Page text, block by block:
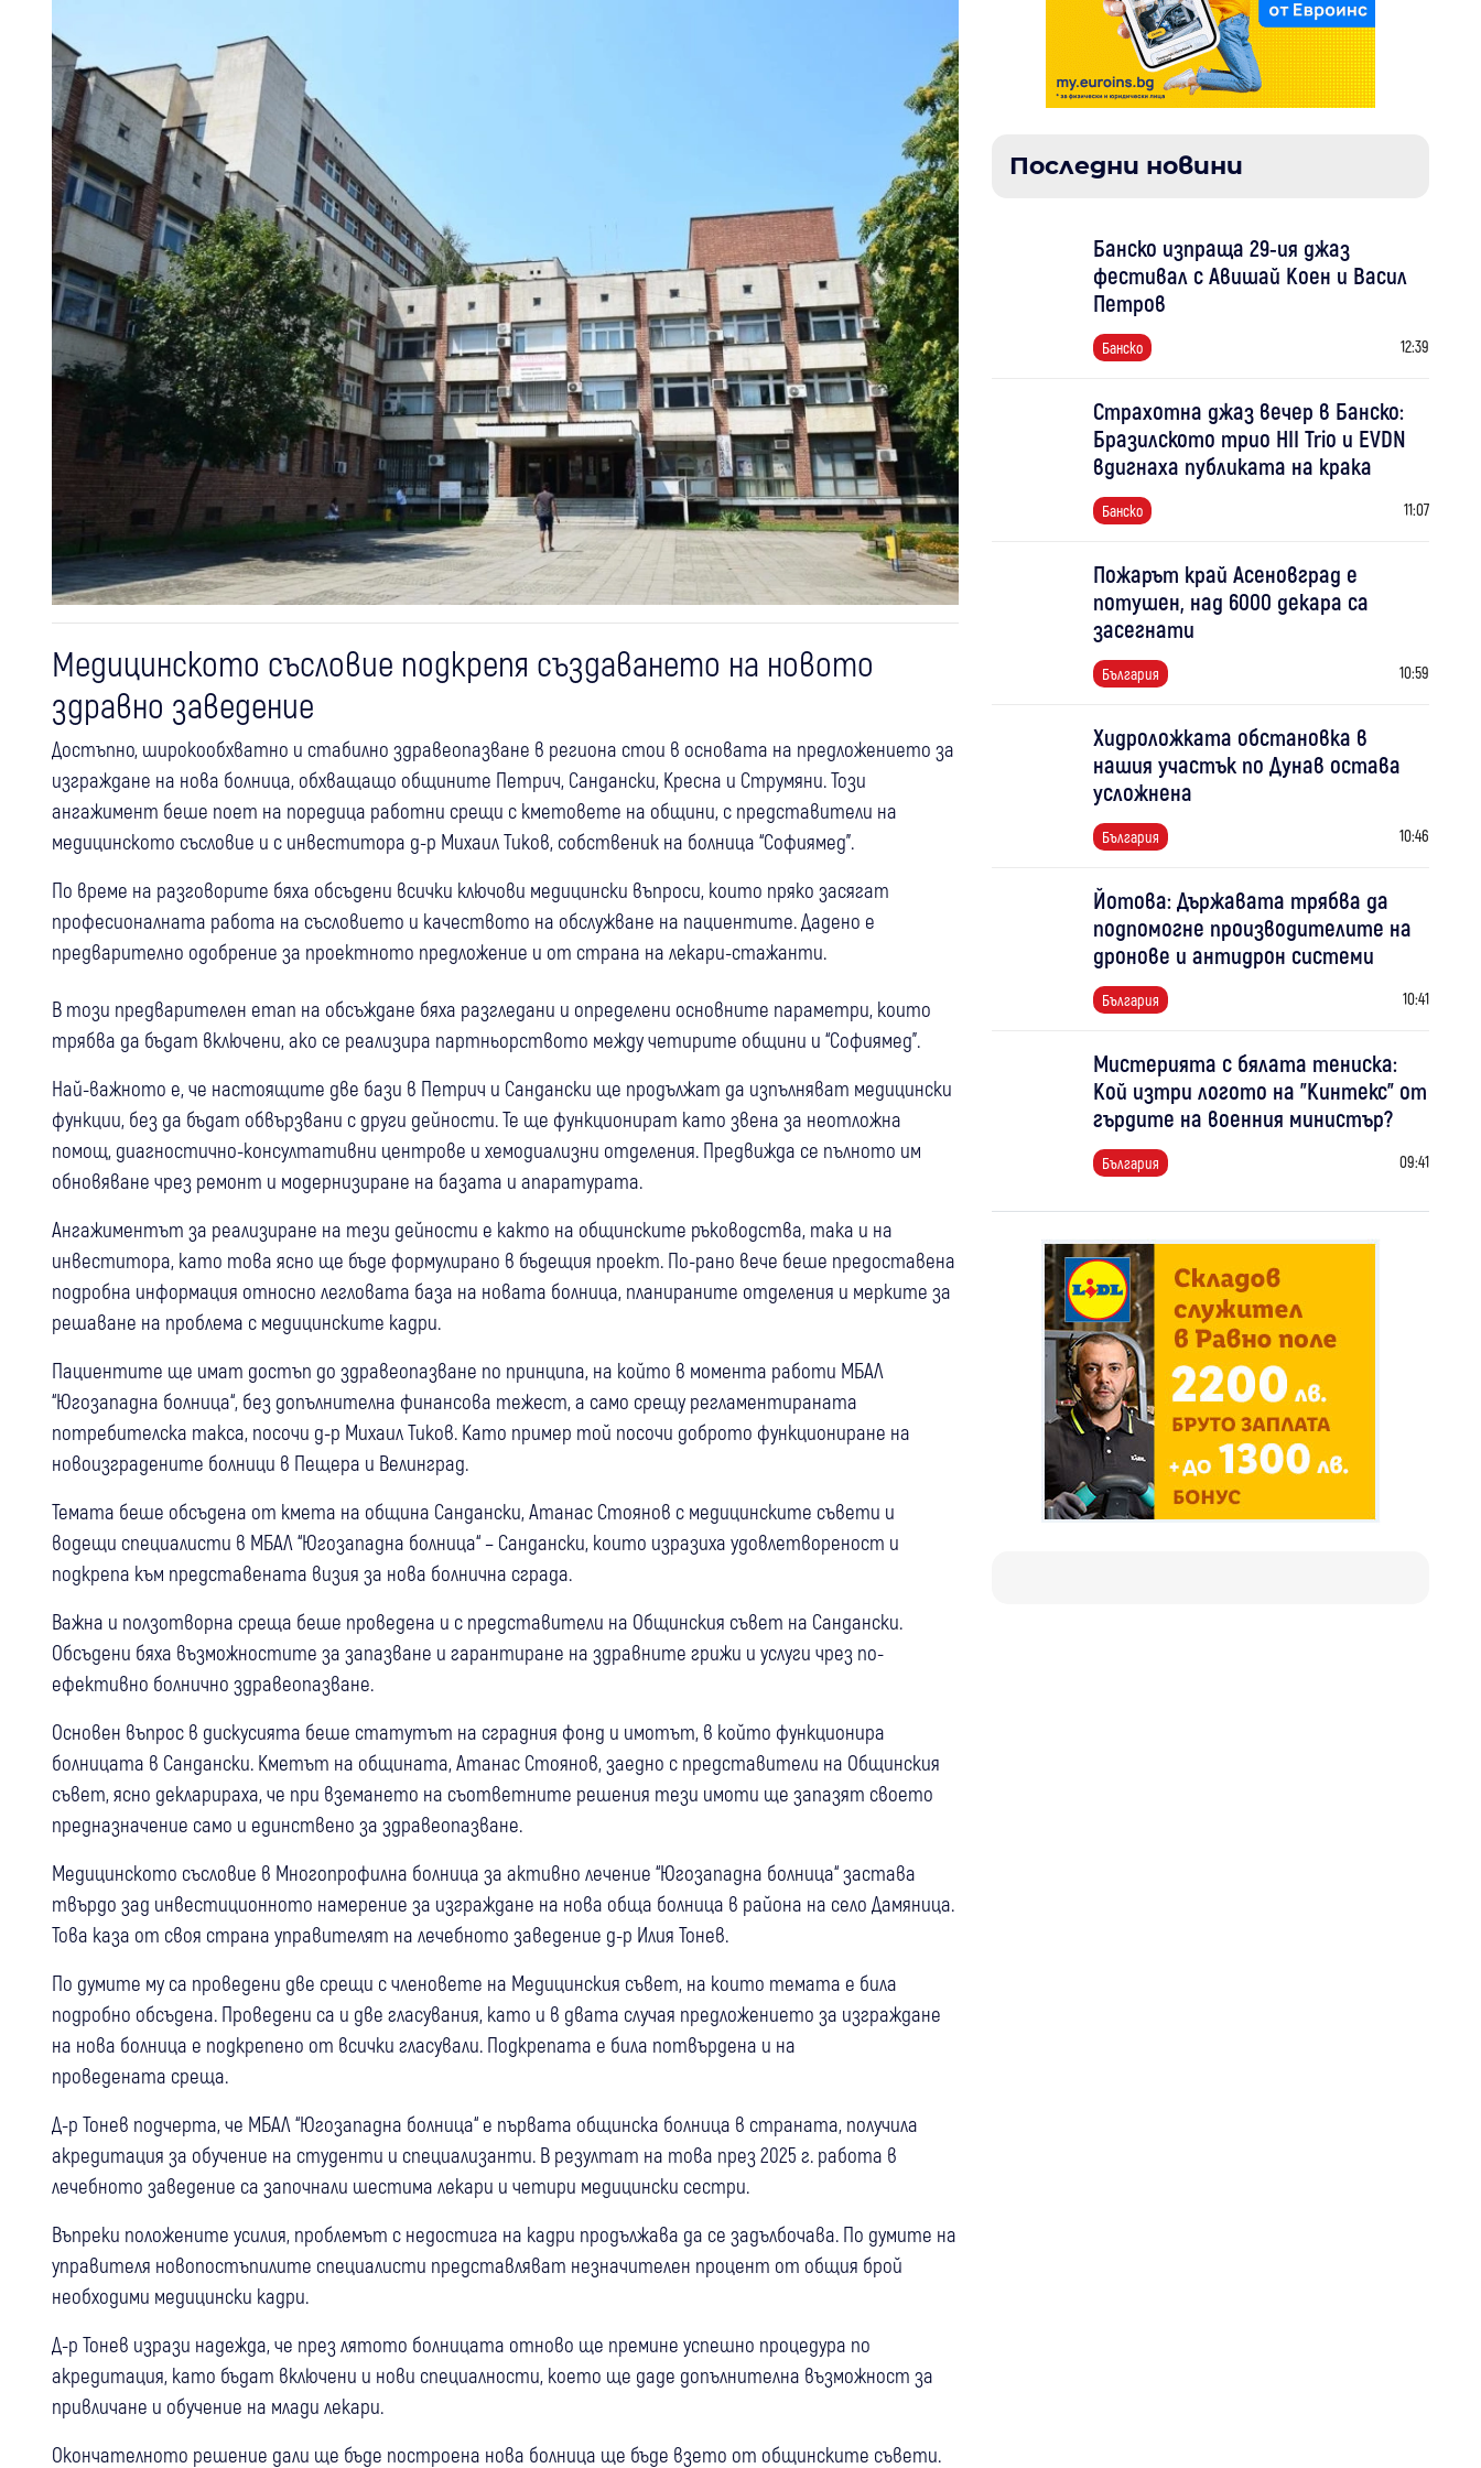
Медицинското съсловие подкрепя създаването на новото
здравно заведение
Достъпно, широкообхватно и стабилно здравеопазване в региона стои в основата на предложението за
изграждане на нова болница, обхващащо общините Петрич, Сандански, Кресна и Струмяни. Този
ангажимент беше поет на поредица работни срещи с кметовете на общини, с представители на
медицинското съсловие и с инвеститора д-р Михаил Тиков, собственик на болница “Софиямед”.
По време на разговорите бяха обсъдени всички ключови медицински въпроси, които пряко засягат
професионалната работа на съсловието и качеството на обслужване на пациентите. Дадено е
предварително одобрение за проектното предложение и от страна на лекари-стажанти.
В този предварителен етап на обсъждане бяха разгледани и определени основните параметри, които
трябва да бъдат включени, ако се реализира партньорството между четирите общини и “Софиямед”.
Най-важното е, че настоящите две бази в Петрич и Сандански ще продължат да изпълняват медицински
функции, без да бъдат обвързвани с други дейности. Те ще функционират като звена за неотложна
помощ, диагностично-консултативни центрове и хемодиализни отделения. Предвижда се пълното им
обновяване чрез ремонт и модернизиране на базата и апаратурата.
Ангажиментът за реализиране на тези дейности е както на общинските ръководства, така и на
инвеститора, като това ясно ще бъде формулирано в бъдещия проект. По-рано вече беше предоставена
подробна информация относно легловата база на новата болница, планираните отделения и мерките за
решаване на проблема с медицинските кадри.
Пациентите ще имат достъп до здравеопазване по принципа, на който в момента работи МБАЛ
“Югозападна болница“, без допълнителна финансова тежест, а само срещу регламентираната
потребителска такса, посочи д-р Михаил Тиков. Като пример той посочи доброто функциониране на
новоизградените болници в Пещера и Велинград.
Темата беше обсъдена от кмета на община Сандански, Атанас Стоянов с медицинските съвети и
водещи специалисти в МБАЛ “Югозападна болница“ – Сандански, които изразиха удовлетвореност и
подкрепа към представената визия за нова болнична сграда.
Важна и ползотворна среща беше проведена и с представители на Общинския съвет на Сандански.
Обсъдени бяха възможностите за запазване и гарантиране на здравните грижи и услуги чрез по-
ефективно болнично здравеопазване.
Основен въпрос в дискусията беше статутът на сградния фонд и имотът, в който функционира
болницата в Сандански. Кметът на общината, Атанас Стоянов, заедно с представители на Общинския
съвет, ясно декларираха, че при вземането на съответните решения тези имоти ще запазят своето
предназначение само и единствено за здравеопазване.
Медицинското съсловие в Многопрофилна болница за активно лечение “Югозападна болница“ застава
твърдо зад инвестиционното намерение за изграждане на нова обща болница в района на село Дамяница.
Това каза от своя страна управителят на лечебното заведение д-р Илия Тонев.
По думите му са проведени две срещи с членовете на Медицинския съвет, на които темата е била
подробно обсъдена. Проведени са и две гласувания, като и в двата случая предложението за изграждане
на нова болница е подкрепено от всички гласували. Подкрепата е била потвърдена и на
проведената среща.
Д-р Тонев подчерта, че МБАЛ “Югозападна болница“ е първата общинска болница в страната, получила
акредитация за обучение на студенти и специализанти. В резултат на това през 2025 г. работа в
лечебното заведение са започнали шестима лекари и четири медицински сестри.
Въпреки положените усилия, проблемът с недостига на кадри продължава да се задълбочава. По думите на
управителя новопостъпилите специалисти представляват незначителен процент от общия брой
необходими медицински кадри.
Д-р Тонев изрази надежда, че през лятото болницата отново ще премине успешно процедура по
акредитация, като бъдат включени и нови специалности, което ще даде допълнителна възможност за
привличане и обучение на млади лекари.
Окончателното решение дали ще бъде построена нова болница ще бъде взето от общинските съвети.
Последни новини
Банско изпраща 29-ия джаз
фестивал с Авишай Коен и Васил
Петров
Банско 12:39
Страхотна джаз вечер в Банско:
Бразилското трио HII Trio и EVDN
вдигнаха публиката на крака
Банско 11:07
Пожарът край Асеновград е
потушен, над 6000 декара са
засегнати
България 10:59
Хидроложката обстановка в
нашия участък по Дунав остава
усложнена
България 10:46
Йотова: Държавата трябва да
подпомогне производителите на
дронове и антидрон системи
България 10:41
Мистерията с бялата тениска:
Кой изтри логото на "Кинтекс" от
гърдите на военния министър?
България 09:41